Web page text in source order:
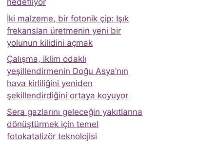
hedefliyor
İki malzeme, bir fotonik çip: Işık
frekansları üretmenin yeni bir
yolunun kilidini açmak
Çalışma, iklim odaklı
yeşillendirmenin Doğu Asya’nın
hava kirliliğini yeniden
şekillendirdiğini ortaya koyuyor
Sera gazlarını geleceğin yakıtlarına
dönüştürmek için temel
fotokatalizör teknolojisi